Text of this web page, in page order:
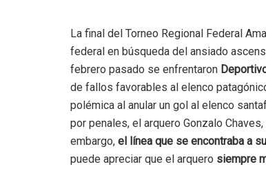
La final del Torneo Regional Federal
federal en búsqueda del ansiado
febrero pasado se enfrentaron
de fallos favorables al elenco
polémica al anular un gol al elenco
por penales, el arquero Gonzalo
embargo, el línea que se encontraba a
puede apreciar que el arquero siempre